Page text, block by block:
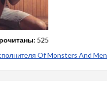
525
Of Monsters And Men